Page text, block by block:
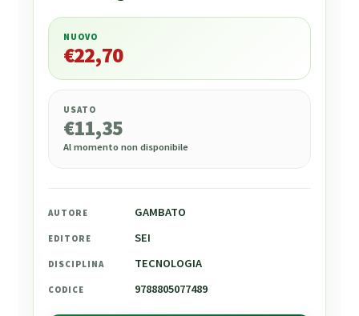
22,70
NUOVO
€22,70
USATO
€11,35
Al momento non disponibile
AUTORE GAMBATO
EDITORE SEI
DISCIPLINA TECNOLOGIA
CODICE 9788805077489